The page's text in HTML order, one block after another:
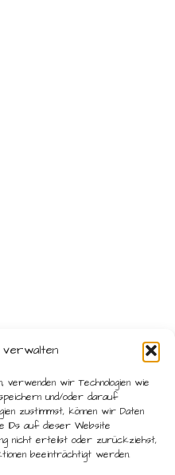
verwalten
verwenden wir Technologien wie
und/oder darauf
zustimmst, können wir Daten
IDs auf dieser Website
nicht erteilst oder zurückziehst,
beeinträchtigt werden.